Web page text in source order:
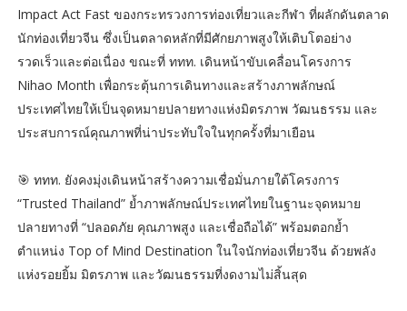
Impact Act Fast ของกระทรวงการท่องเที่ยวและกีฬา ที่ผลักดันตลาด
นักท่องเที่ยวจีน ซึ่งเป็นตลาดหลักที่มีศักยภาพสูงให้เติบโตอย่าง
รวดเร็วและต่อเนื่อง ขณะที่ ททท. เดินหน้าขับเคลื่อนโครงการ
Nihao Month เพื่อกระตุ้นการเดินทางและสร้างภาพลักษณ์
ประเทศไทยให้เป็นจุดหมายปลายทางแห่งมิตรภาพ วัฒนธรรม และ
ประสบการณ์คุณภาพที่น่าประทับใจในทุกครั้งที่มาเยือน
🎯 ททท. ยังคงมุ่งเดินหน้าสร้างความเชื่อมั่นภายใต้โครงการ
“Trusted Thailand” ย้ำภาพลักษณ์ประเทศไทยในฐานะจุดหมาย
ปลายทางที่ “ปลอดภัย คุณภาพสูง และเชื่อถือได้” พร้อมตอกย้ำ
ตำแหน่ง Top of Mind Destination ในใจนักท่องเที่ยวจีน ด้วยพลัง
แห่งรอยยิ้ม มิตรภาพ และวัฒนธรรมที่งดงามไม่สิ้นสุด